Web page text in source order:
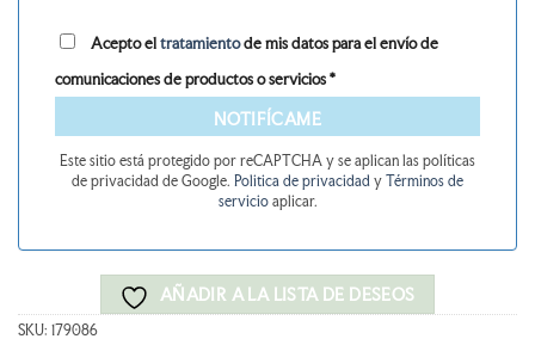
Acepto eltratamientode mis datos para el envío de
comunicaciones de productos o servicios *
NOTIFÍCAME
Este sitio está protegido por reCAPTCHA y se aplican las políticas
de privacidad de Google. Politica de privacidad y Términos de
servicio aplicar.
AÑADIR A LA LISTA DE DESEOS
SKU: 179086